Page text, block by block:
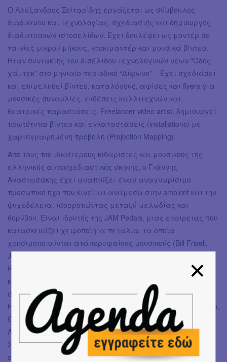
Ο Αλέξανδρος Σεϊταρίδης εργάζεται ως σύμβουλος
διαδικτύου και τεχνολογίας, σχεδιαστής και δημιουργός
διαδικτυακών ιστοσελίδων. Έχει δουλέψει ως μοντέρ σε
ταινίες μικρού μήκους, ντοκιμαντέρ και μουσικά βίντεο.
Ήταν συντάκτης του δισέλιδου τεχνολογικών νέων “Οδός
χάι-τέκ” στο μηνιαίο περιοδικό “Δίφωνο”. Έχει σχεδιάσει
και επιμεληθεί βίντεο, καταλόγους, αφίσες και flyers για
μουσικές συναυλίες, εκθέσεις καλλιτεχνών και
θεατρικές παραστάσεις. Freelancer video artist, δημιουργεί
πρωτότυπα βίντεο και εγκαταστάσεις (installations) με
χαρτογραφημένη προβολή (Projection Mapping).
Από τους πιο ιδιαίτερους κιθαρίστες και μουσικούς της
ελληνικής αυτοσχεδιαστικής σκηνής, ο Γιάννης
Αναστασάκης έχει αναπτύξει έναν αναγνωρίσιμο
προσωπικό ήχο που κινείται ανάμεσα στην ambient και την
ψυχεδέλεια, ισορροπώντας μεταξύ μελωδίας και
θορύβου. Είναι ιδρυτής της JAM Pedals, μιας εταιρείας που
κατασκευάζει χειροποίητα πετάλια, τα οποία
χρησιμοποιούνται από κορυφαίους μουσικούς (Bill Frisell,
John Scofield, Daniel Lanois, John Medeski, Nile Rodgers, Lee
Ranaldo κ.ά.). Έχει συνεργαστεί με σημαντικούς
καλλιτέχνες της ελληνικής και της διεθνούς μουσικής
σκηνής, όπως οι Arve Henriksen, Eivind Aarset, Christian
Fennesz, Giuseppe Doronzo, Σαβίνα Γιαννάτου, Haig Yazdjian,
Θοδωρής Ρέλλος, Μιχάλης Σιγανίδης, Φλώρος Φλωρίδης,
Λένα Πλάτωνος, Σπύρος Πολυχρονόπουλος, Διονύσης
Σαββόπουλος, Χάρης Λαμπράκης κ.ά. Αναπτύσσει το
οπτικοακουστικό project “Sound of Color” με τη γλύπτρια